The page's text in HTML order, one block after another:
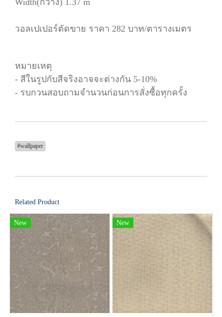
วอลเปเปอร์ตัดขาย ราคา 282 บาท/ตารางเมตร
หมายเหตุ
- สีในรูปกับสีจริงอาจจะต่างกัน 5-10%
- รบกวนสอบถามจำนวนก่อนการสั่งซื้อทุกครั้ง
#wallpaper
Related Product
New New